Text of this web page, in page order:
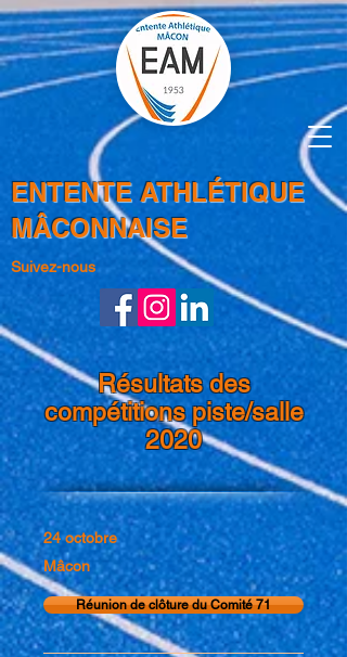
ENTENTE ATHLÉTIQUE
MÂCONNAISE
Suivez-nous
Résultats des
compétitions piste/salle
2020
24 octobre
Mâcon
Réunion de clôture du Comité 71